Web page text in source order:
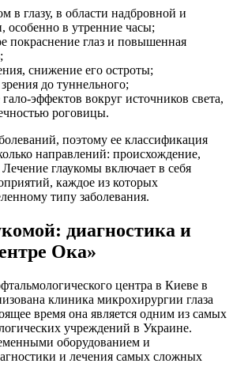
в глазу, в области надбровной и
особенно в утренние часы;
покраснение глаз и повышенная
снижение его остроты;
до туннельного;
эффектов вокруг источников света,
роговицы.
поэтому ее классификация
направлений: происхождение,
глаукомы включает в себя
каждое из которых
типу заболевания.
диагностика и
Ока»
центра в Киеве в
клиника микрохирургии глаза
время она является одним из самых
учреждений в Украине.
оборудованием и
и лечения самых сложных